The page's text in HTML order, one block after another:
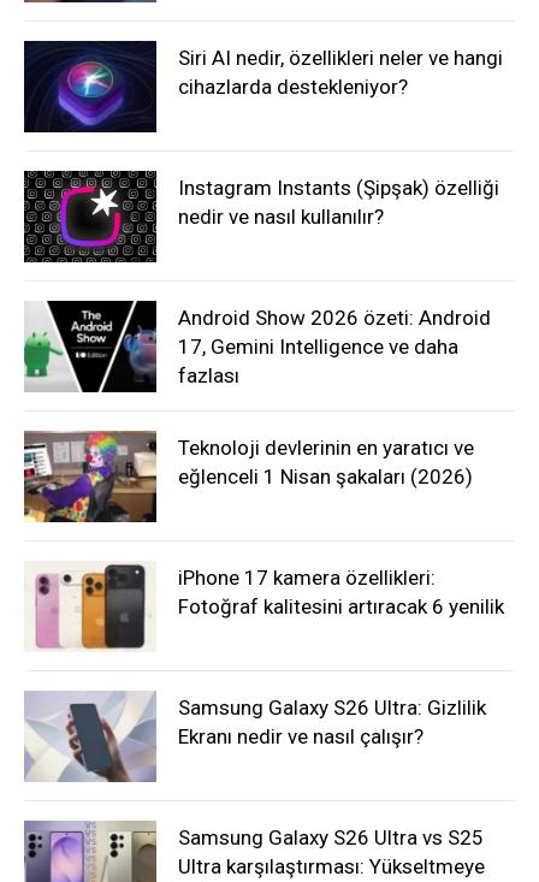
Siri AI nedir, özellikleri neler ve hangi
cihazlarda destekleniyor?
Instagram Instants (Şipşak) özelliği
nedir ve nasıl kullanılır?
Android Show 2026 özeti: Android
17, Gemini Intelligence ve daha
fazlası
Teknoloji devlerinin en yaratıcı ve
eğlenceli 1 Nisan şakaları (2026)
iPhone 17 kamera özellikleri:
Fotoğraf kalitesini artıracak 6 yenilik
Samsung Galaxy S26 Ultra: Gizlilik
Ekranı nedir ve nasıl çalışır?
Samsung Galaxy S26 Ultra vs S25
Ultra karşılaştırması: Yükseltmeye